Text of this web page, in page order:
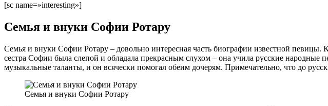
[sc name=»interesting»]
Семья и внуки Софии Ротару
Семья и внуки Софии Ротару – довольно интересная часть биографии известной
сестра Софии была слепой и обладала прекрасным слухом – она учила русские народные
музыкальные таланты, и он всячески помогал обеим дочерям. Примечательно, что до
Семья и внуки Софии Ротару